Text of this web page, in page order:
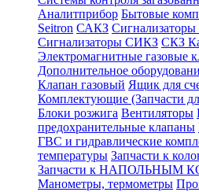
Аналитприбор Бытовые
Seitron САКЗ Сигнализаторы
Сигнализаторы СИКЗ СКЗ
Электромагнитные газовые
Дополнительное
Клапан газовый Ящик для
Комплектующие (Запчасти
Блоки розжига Вентиляторы
предохранительные клапаны
ГВС и гидравлические
температуры Запчасти к
Запчасти к НАПОЛЬНЫМ
Манометры, термометры